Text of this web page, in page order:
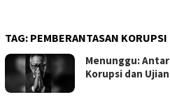
TAG: PEMBERANTASAN KORUPSI
Menunggu:
Korupsi dan